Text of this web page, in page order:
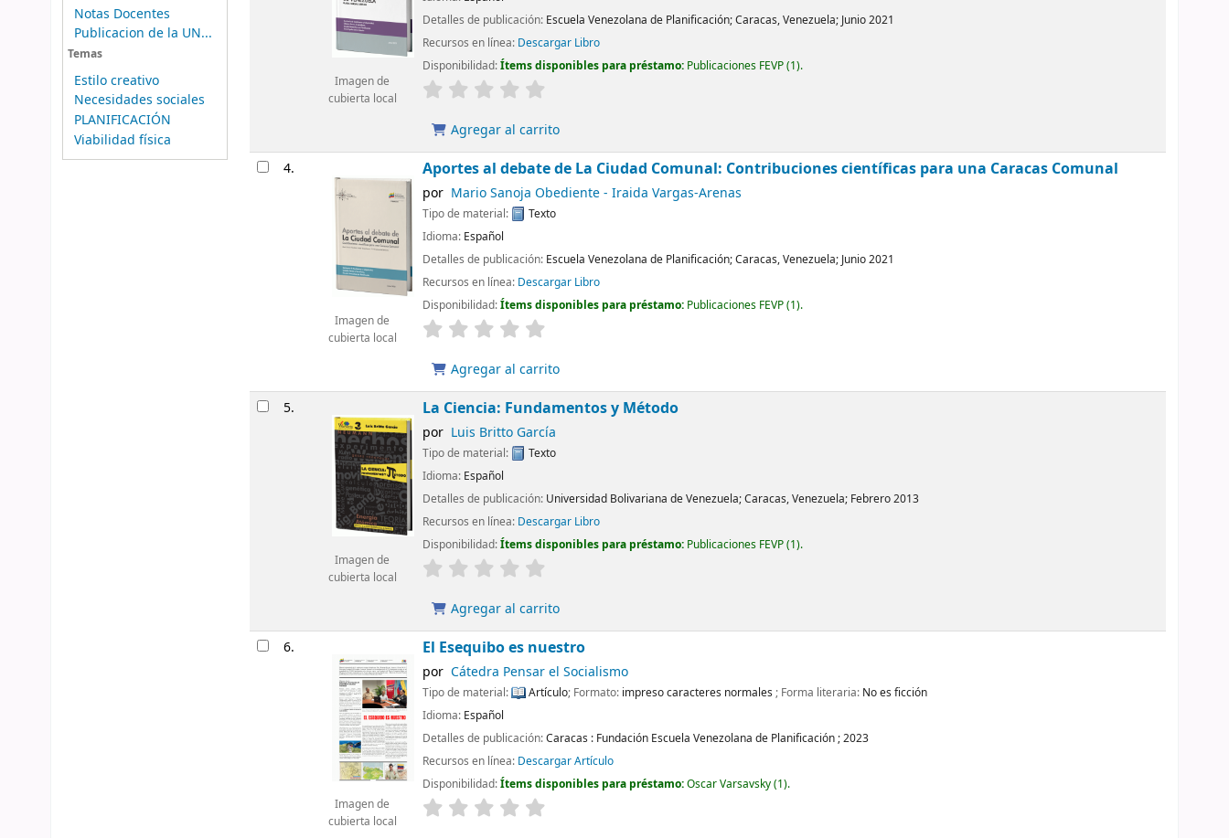
Notas Docentes
Publicacion de la UN...
Temas
Estilo creativo
Necesidades sociales
PLANIFICACIÓN
Viabilidad física
Imagen de
cubierta local
Detalles de publicación: Escuela Venezolana de Planificación;Caracas, Venezuela; Junio 2021
Recursos en línea: Descargar Libro
Disponibilidad:Ítems disponibles para préstamo: Publicaciones FEVP(1).
Agregar al carrito
4.
Imagen de
cubierta local
Aportes al debate de La Ciudad Comunal: Contribuciones científicas para una Caracas Comunal
por Mario Sanoja Obediente - Iraida Vargas-Arenas
Tipo de material:
Texto
Idioma: Español
Detalles de publicación: Escuela Venezolana de Planificación;Caracas, Venezuela; Junio 2021
Recursos en línea: Descargar Libro
Disponibilidad:Ítems disponibles para préstamo: Publicaciones FEVP(1).
Agregar al carrito
5.
Imagen de
cubierta local
La Ciencia: Fundamentos y Método
por Luis Britto García
Tipo de material:
Texto
Idioma: Español
Detalles de publicación: Universidad Bolivariana de Venezuela;Caracas, Venezuela; Febrero 2013
Recursos en línea: Descargar Libro
Disponibilidad:Ítems disponibles para préstamo: Publicaciones FEVP(1).
Agregar al carrito
6.
Imagen de
cubierta local
El Esequibo es nuestro
por Cátedra Pensar el Socialismo
Tipo de material: Artículo; Formato: impreso caracteres normales; Forma literaria: No es ficción
Idioma: Español
Detalles de publicación:Caracas : Fundación Escuela Venezolana de Planificación ;2023
Recursos en línea: Descargar Artículo
Disponibilidad:Ítems disponibles para préstamo:Oscar Varsavsky(1).